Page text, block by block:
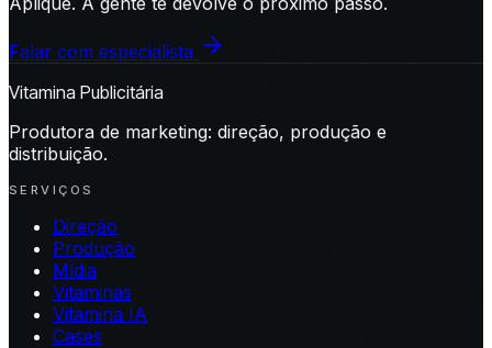
Falar com especialista
Vitamina Publicitária
Produtora de marketing: direção, produção e
distribuição.
SERVIÇOS
Direção
Produção
Mídia
Vitaminas
Vitamina IA
Cases